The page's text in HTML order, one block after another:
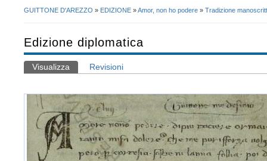
GUITTONE D'AREZZO » EDIZIONE »Amor, non ho podere » Tradizione
Edizione diplomatica
Schede primarie
Visualizza (scheda attiva)
Revisioni